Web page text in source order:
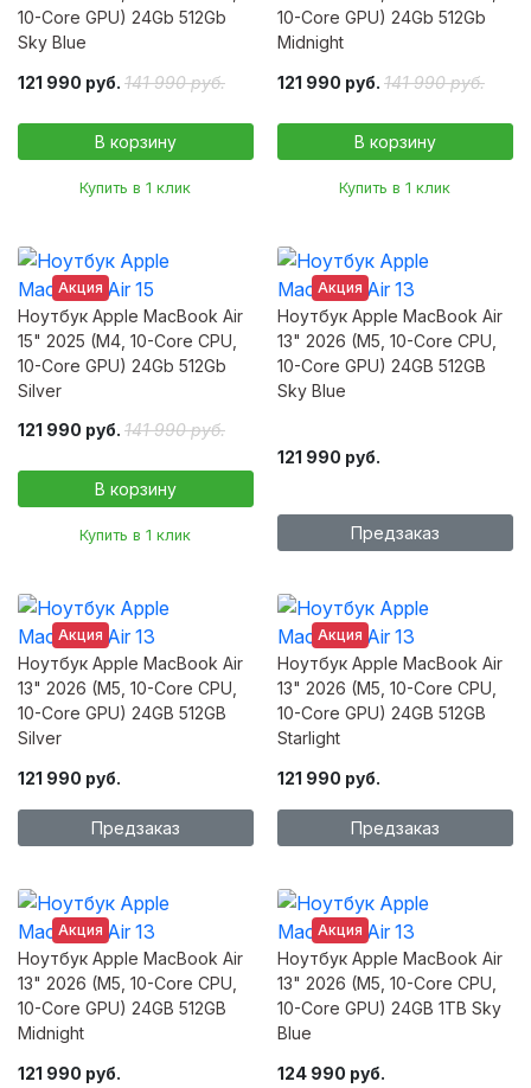
10-Core GPU) 24Gb 512Gb
Sky Blue
121 990 руб. 141 990 руб.
Купить в 1 клик
10-Core GPU) 24Gb 512Gb
Midnight
121 990 руб. 141 990 руб.
Купить в 1 клик
Акция
Ноутбук Apple MacBook Air
15" 2025 (M4, 10-Core CPU,
10-Core GPU) 24Gb 512Gb
Silver
121 990 руб. 141 990 руб.
Купить в 1 клик
Акция
Ноутбук Apple MacBook Air
13" 2026 (M5, 10-Core CPU,
10-Core GPU) 24GB 512GB
Sky Blue
121 990 руб.
Предзаказ
Акция
Ноутбук Apple MacBook Air
13" 2026 (M5, 10-Core CPU,
10-Core GPU) 24GB 512GB
Silver
121 990 руб.
Предзаказ
Акция
Ноутбук Apple MacBook Air
13" 2026 (M5, 10-Core CPU,
10-Core GPU) 24GB 512GB
Starlight
121 990 руб.
Предзаказ
Акция
Ноутбук Apple MacBook Air
13" 2026 (M5, 10-Core CPU,
10-Core GPU) 24GB 512GB
Midnight
121 990 руб.
Акция
Ноутбук Apple MacBook Air
13" 2026 (M5, 10-Core CPU,
10-Core GPU) 24GB 1TB Sky
Blue
124 990 руб.